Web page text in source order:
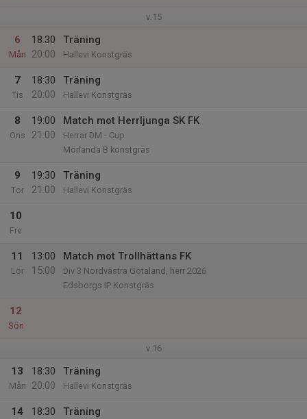
v.15
6
Mån
18:30
20:00
Träning
Hallevi Konstgräs
7
Tis
18:30
20:00
Träning
Hallevi Konstgräs
8
Ons
19:00
21:00
Match mot Herrljunga SK FK
Herrar DM - Cup
Mörlanda B konstgräs
9
Tor
19:30
21:00
Träning
Hallevi Konstgräs
10
Fre
11
Lör
13:00
15:00
Match mot Trollhättans FK
Div 3 Nordvästra Götaland, herr 2026
Edsborgs IP Konstgräs
12
Sön
v.16
13
Mån
18:30
20:00
Träning
Hallevi Konstgräs
14
18:30
Träning